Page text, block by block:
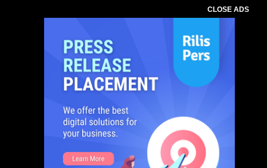
CLOSE ADS